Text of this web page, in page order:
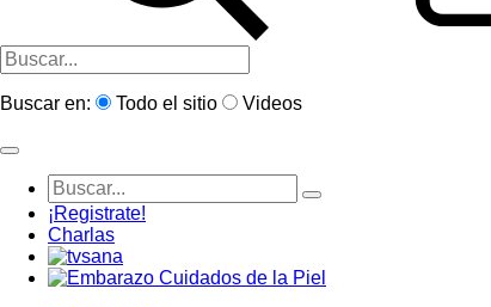
Buscar en: Todo el sitio Videos
¡Registrate!
Charlas